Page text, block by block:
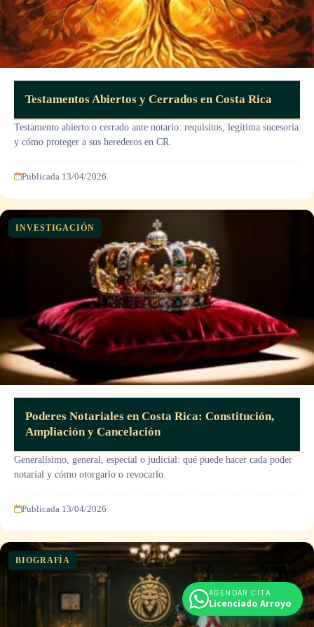
Testamentos Abiertos y Cerrados en Costa Rica
Testamento abierto o cerrado ante notario: requisitos, legítima sucesoria
y cómo proteger a sus herederos en CR.
Publicada 13/04/2026
INVESTIGACIÓN
Poderes Notariales en Costa Rica: Constitución,
Ampliación y Cancelación
Generalísimo, general, especial o judicial: qué puede hacer cada poder
notarial y cómo otorgarlo o revocarlo.
Publicada 13/04/2026
BIOGRAFÍA
AGENDAR CITA
Licenciado Arroyo